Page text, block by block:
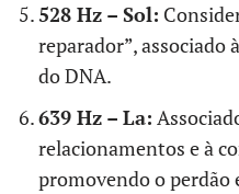
528 Hz – Sol:
reparador”, associado
do DNA.
639 Hz – La:
relacionamentos e à
promovendo o perdão